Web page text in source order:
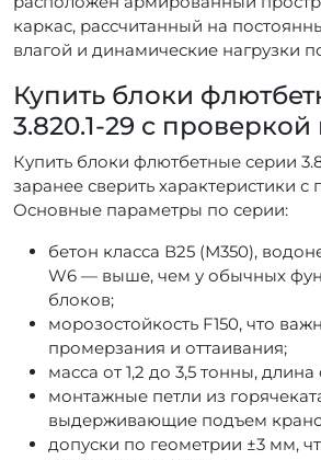
каркас, рассчитанный на
влагой и динамические нагрузки
Купить блоки
3.820.1-29 с
Купить блоки флютбетные серии
заранее сверить характеристики с
Основные параметры по серии:
бетон класса В25 (М350),
W6 — выше, чем у обычных
блоков;
морозостойкость F150, что
промерзания и оттаивания;
масса от 1,2 до 3,5 тонны, длина
монтажные петли из
выдерживающие подъем
допуски по геометрии ±3 мм,